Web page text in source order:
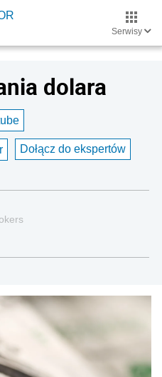
Serwisy
dolara
Dołącz do ekspertów